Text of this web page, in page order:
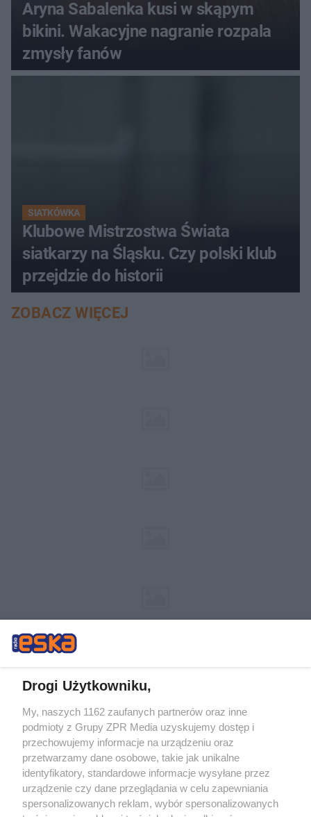
Aryna Sabalenka kusi w skąpym
bikini. Wakacyjne nagranie rozpala
zmysły fanów
SIATKÓWKA
Klubowe Mistrzostwa Świata
siatkarzy na Śląsku. Czy polski klub
przejdzie do historii
ZOBACZ WIĘCEJ
Żaden utwór zamieszczony w serwisie nie może być powielany i
rozpowszechniany lub dalej rozpowszechniany w jakikolwiek sposób (w
tym także elektroniczny lub mechaniczny) na jakimkolwiek polu
eksploatacji w jakiejkolwiek formie, włącznie z umieszczaniem w Internecie
bez pisemnej zgody właściciela praw. Jakiekolwiek użycie lub
wykorzystanie utworów w całości lub w części z naruszeniem prawa, tzn.
bez właściwej zgody, jest zabronione pod groźbą kary i może być ścigane
prawnie.
Drogi Użytkowniku,
My, naszych 1162 zaufanych partnerów oraz inne
podmioty z Grupy ZPR Media uzyskujemy dostęp i
przechowujemy informacje na urządzeniu oraz
przetwarzamy dane osobowe, takie jak unikalne
identyfikatory, standardowe informacje wysyłane przez
urządzenie czy dane przeglądania w celu zapewniania
spersonalizowanych reklam, wybór spersonalizowanych